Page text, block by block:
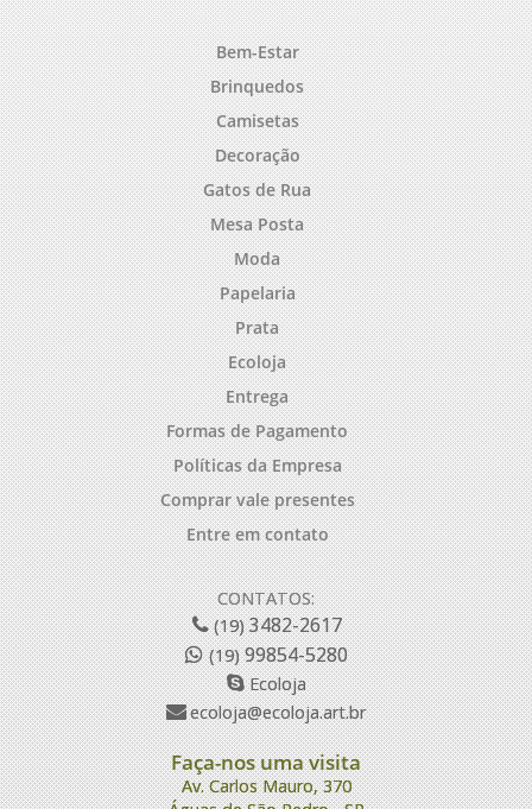
Bem-Estar
Brinquedos
Camisetas
Decoração
Gatos de Rua
Mesa Posta
Moda
Papelaria
Prata
Ecoloja
Entrega
Formas de Pagamento
Políticas da Empresa
Comprar vale presentes
Entre em contato
CONTATOS:
(19)3482-2617
(19)99854-5280
Ecoloja
ecoloja@ecoloja.art.br
Faça-nos uma visita
Av. Carlos Mauro, 370